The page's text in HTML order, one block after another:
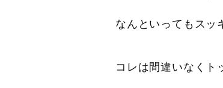
なんといってもスッ
コレは間違いなくト